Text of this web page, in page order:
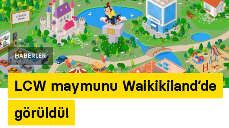
HABERLER
LCW maymunu Waikikiland’de
görüldü!